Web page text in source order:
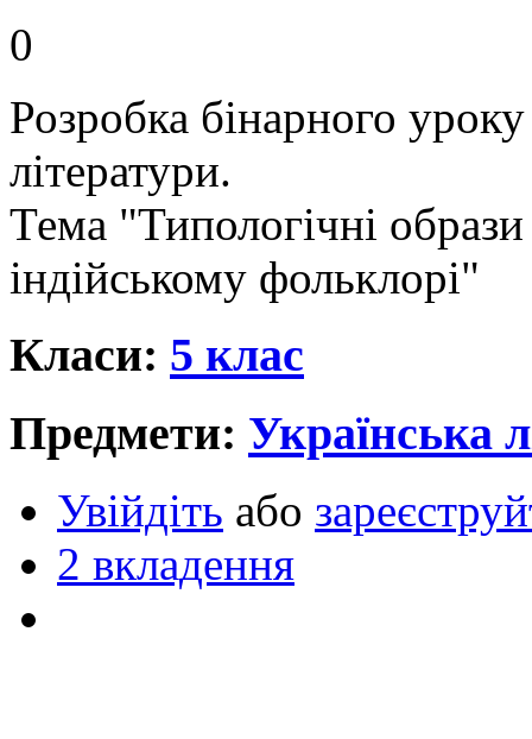
0
Розробка бінарного уроку
літератури.
Тема "Типологічні
індійському фольклорі"
Класи: 5 клас
Предмети: Українська
Увійдіть або
2 вкладення